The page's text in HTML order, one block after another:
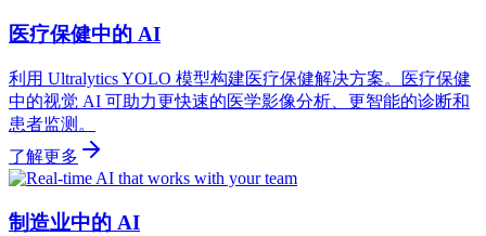
医疗保健中的 AI
利用 Ultralytics YOLO 模型构建医疗保健解决方案。医疗保健
中的视觉 AI 可助力更快速的医学影像分析、更智能的诊断和
患者监测。
了解更多
制造业中的 AI